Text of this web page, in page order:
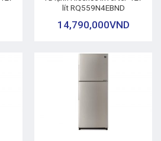
lít RQ559N4EBND
14,790,000VND